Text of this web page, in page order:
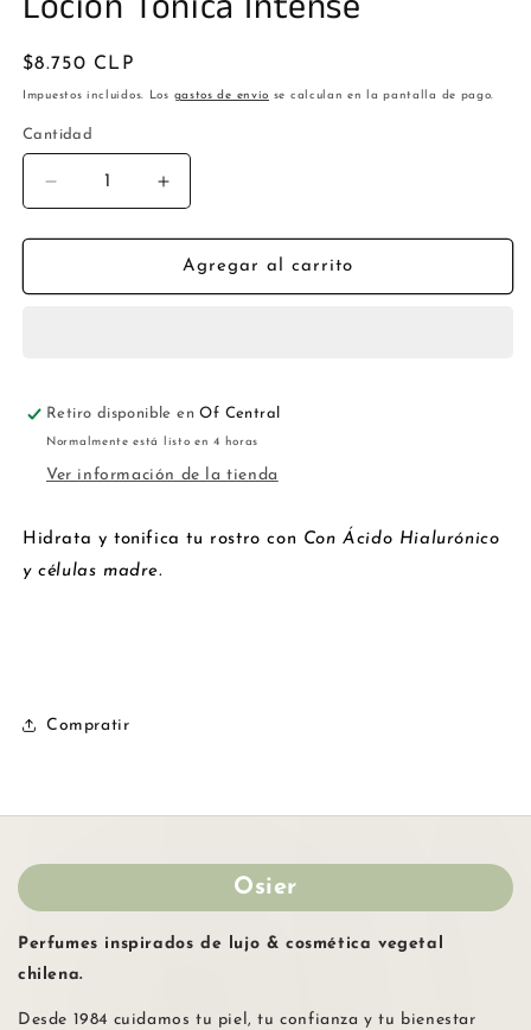
multimedia
una
modal
Precio
habitual
$8.750 CLP
Impuestos incluidos. Los gastos de envío se calculan en la pantalla de pago.
Cantidad
Cantidad
Reducir
cantidad
para
Tónica
Aumentar
cantidad
para
Loción
Tónica
Agregar al carrito
Retiro disponible enOf Central
Normalmente está listo en 4 horas
Ver información de la tienda
Hidrata y tonifica tu rostro con Con Ácido Hialurónico
y células madre.
Compratir
Osier
Perfumes inspirados de lujo & cosmética vegetal
chilena.
Desde 1984 cuidamos tu piel, tu confianza y tu bienestar